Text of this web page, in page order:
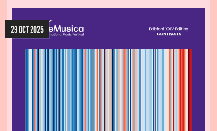
29 OCT 2025